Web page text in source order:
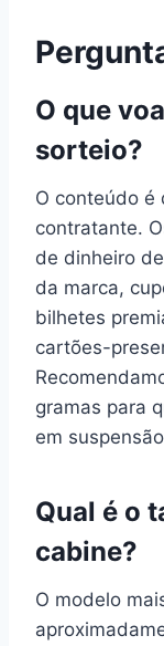
O que
sorteio?
O conteúdo é
contratante.
de dinheiro
da marca,
bilhetes
cartões-
gramas para
em
Qual é o
cabine?
O modelo